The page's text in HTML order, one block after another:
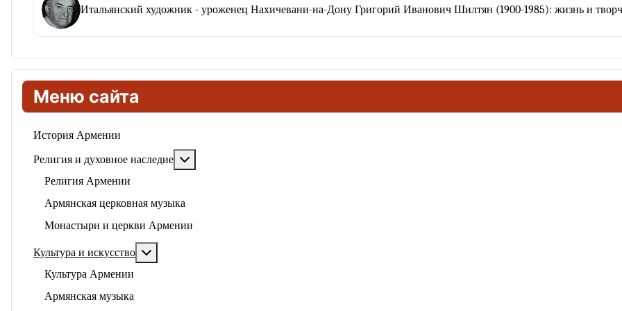
Меню сайта
История Армении
Религия и духовное наследие
Религия Армении
Армянская церковная музыка
Монастыри и церкви Армении
Культура и искусство
Культура Армении
Армянская музыка
Итальянский художник - уроженец Нахичевани-на-Дону Григорий Иванович Шилтян (1900-1985): жизнь и